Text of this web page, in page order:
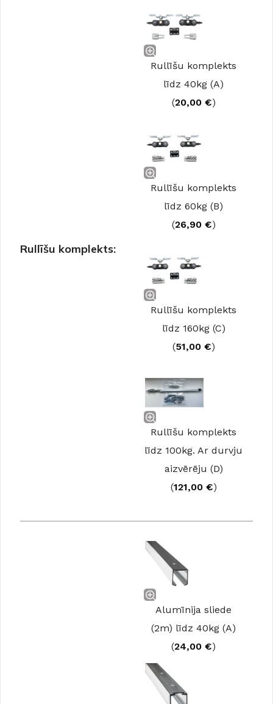
Rullīšu komplekts:
Rullīšu komplekts
līdz 40kg (A)
(20,00 €)
Rullīšu komplekts
līdz 60kg (B)
(26,90 €)
Rullīšu komplekts
līdz 160kg (C)
(51,00 €)
Rullīšu komplekts
līdz 100kg. Ar durvju
aizvērēju (D)
(121,00 €)
Alumīnija sliede
(2m) līdz 40kg (A)
(24,00 €)